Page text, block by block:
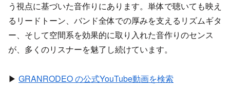
う視点に基づいた音作りにあります。単体で聴いても映え
るリードトーン、バンド全体での厚みを支えるリズムギタ
ー、そして空間系を効果的に取り入れた音作りのセンス
が、多くのリスナーを魅了し続けています。
▶ GRANRODEO の公式YouTube動画を検索